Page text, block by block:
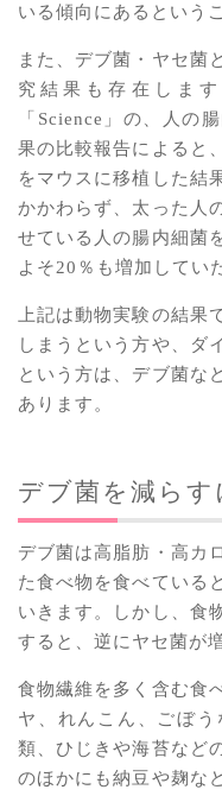
いる傾向にあるという
また、デブ菌・ヤセ菌
究結果も存在しま
「Science」の、人の
果の比較報告によると
をマウスに移植した結
かかわらず、太った人
せている人の腸内細菌
よそ20％も増加してい
上記は動物実験の結果
しまうという方や、ダ
という方は、デブ菌な
あります。
デブ菌を減らす
デブ菌は高脂肪・高カ
た食べ物を食べている
いきます。しかし、食
すると、逆にヤセ菌が
食物繊維を多く含む食
ヤ、れんこん、ごぼ
類、ひじきや海苔など
のほかにも納豆や麹な